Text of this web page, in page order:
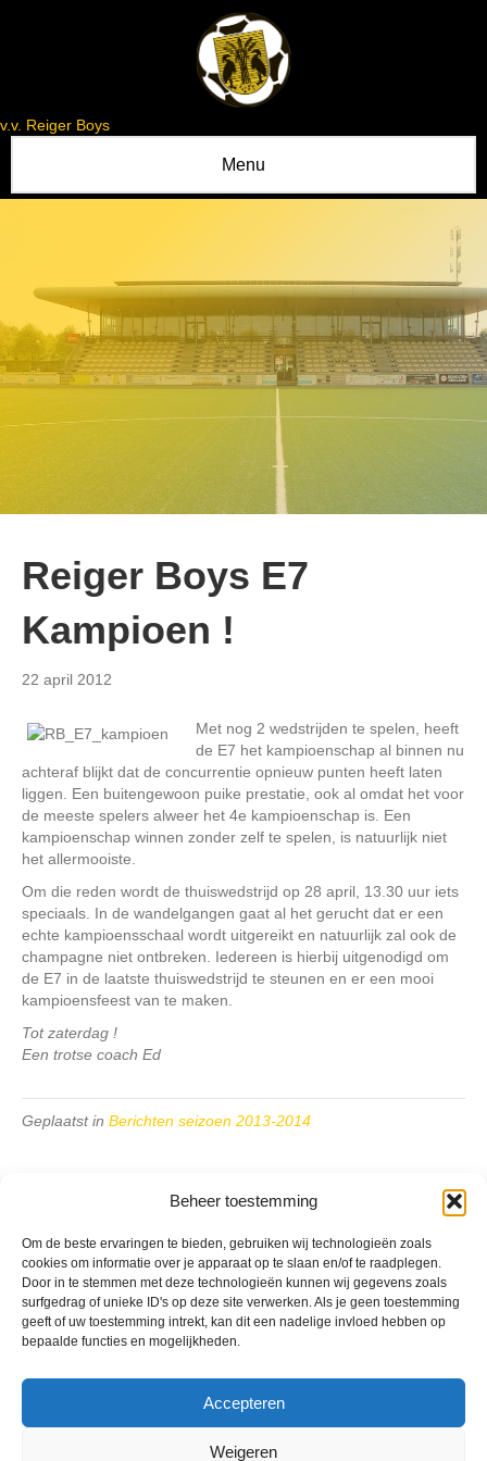
Beheer toestemming
Om de beste ervaringen te bieden, gebruiken wij technologieën zoals
cookies om informatie over je apparaat op te slaan en/of te raadplegen.
Door in te stemmen met deze technologieën kunnen wij gegevens zoals
surfgedrag of unieke ID's op deze site verwerken. Als je geen toestemming
geeft of uw toestemming intrekt, kan dit een nadelige invloed hebben op
bepaalde functies en mogelijkheden.
Accepteren
Weigeren
v.v. Reiger Boys
Menu
Reiger Boys E7
Kampioen !
22 april 2012
Met nog 2 wedstrijden te spelen, heeft
de E7 het kampioenschap al binnen nu
achteraf blijkt dat de concurrentie opnieuw punten heeft laten
liggen. Een buitengewoon puike prestatie, ook al omdat het voor
de meeste spelers alweer het 4e kampioenschap is. Een
kampioenschap winnen zonder zelf te spelen, is natuurlijk niet
het allermooiste.
Om die reden wordt de thuiswedstrijd op 28 april, 13.30 uur iets
speciaals. In de wandelgangen gaat al het gerucht dat er een
echte kampioensschaal wordt uitgereikt en natuurlijk zal ook de
champagne niet ontbreken. Iedereen is hierbij uitgenodigd om
de E7 in de laatste thuiswedstrijd te steunen en er een mooi
kampioensfeest van te maken.
Tot zaterdag !
Een trotse coach Ed
Geplaatst in Berichten seizoen 2013-2014
VV Reiger Boys
De Wending, Lotte Beesedijk 1
1705 NA Heerhugowaard
Google maps route
Reglementen